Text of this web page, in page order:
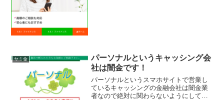
ヤミ金
パーソナルというキャッシング会
社は闇金です！
パーソナルというスマホサイトで営業し
ているキャッシングの金融会社は闇金業
者なので絶対に関わらないようにしてく